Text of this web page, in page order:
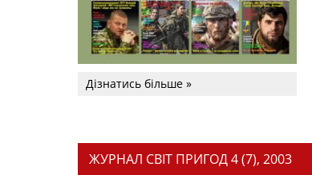
Дізнатись більше »
ЖУРНАЛ СВІТ ПРИГОД 4 (7), 2003